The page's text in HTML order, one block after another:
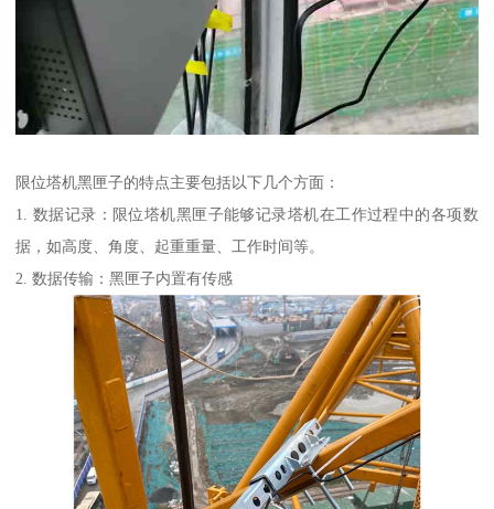
限位塔机黑匣子的特点主要包括以下几个方面：
1. 数据记录：限位塔机黑匣子能够记录塔机在工作过程中的各项数
据，如高度、角度、起重重量、工作时间等。
2. 数据传输：黑匣子内置有传感